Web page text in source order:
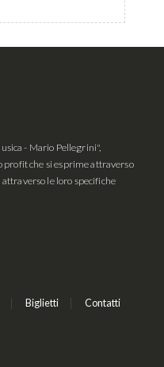
- Mario Pellegrini",
profit che si esprime attraverso
le loro specifiche
Biglietti Contatti